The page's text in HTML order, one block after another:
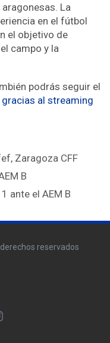
La
en el fútbol
el objetivo de
campo y la
podrás seguir el
al streaming
, Zaragoza CFF
B
ante el AEM B
reservados